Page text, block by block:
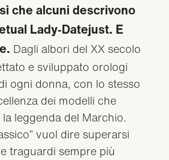
che alcuni descrivono
Lady‑Datejust. E
Dagli albori del XX secolo
e sviluppato orologi
ogni donna, con lo stesso
dei modelli che
leggenda del Marchio.
vuol dire superarsi
traguardi sempre più